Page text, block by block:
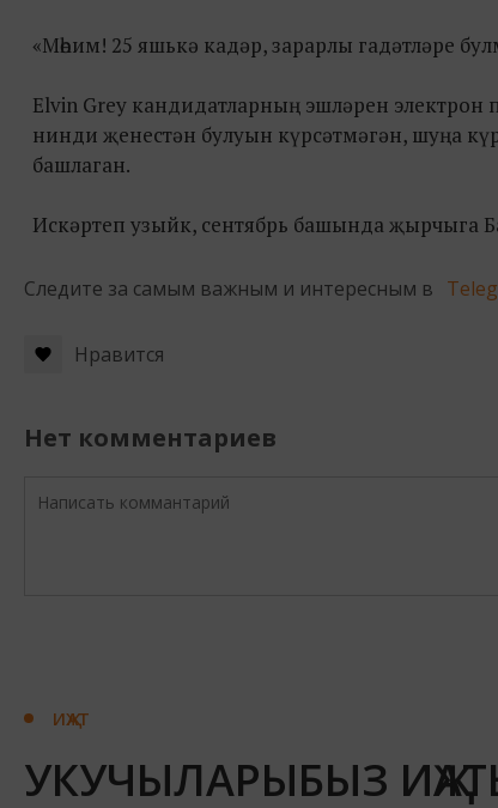
«Мөһим! 25 яшькә кадәр, зарарлы гадәтләре
Elvin Grey кандидатларның эшләрен электрон
нинди җенестән булуын күрсәтмәгән, шуңа
башлаган.
Искәртеп узыйк, сентябрь башында җырчыга
Следите за самым важным и интересным в
Нравится
Нет комментариев
ИҖАТ
УКУЧЫЛАРЫБЫЗ